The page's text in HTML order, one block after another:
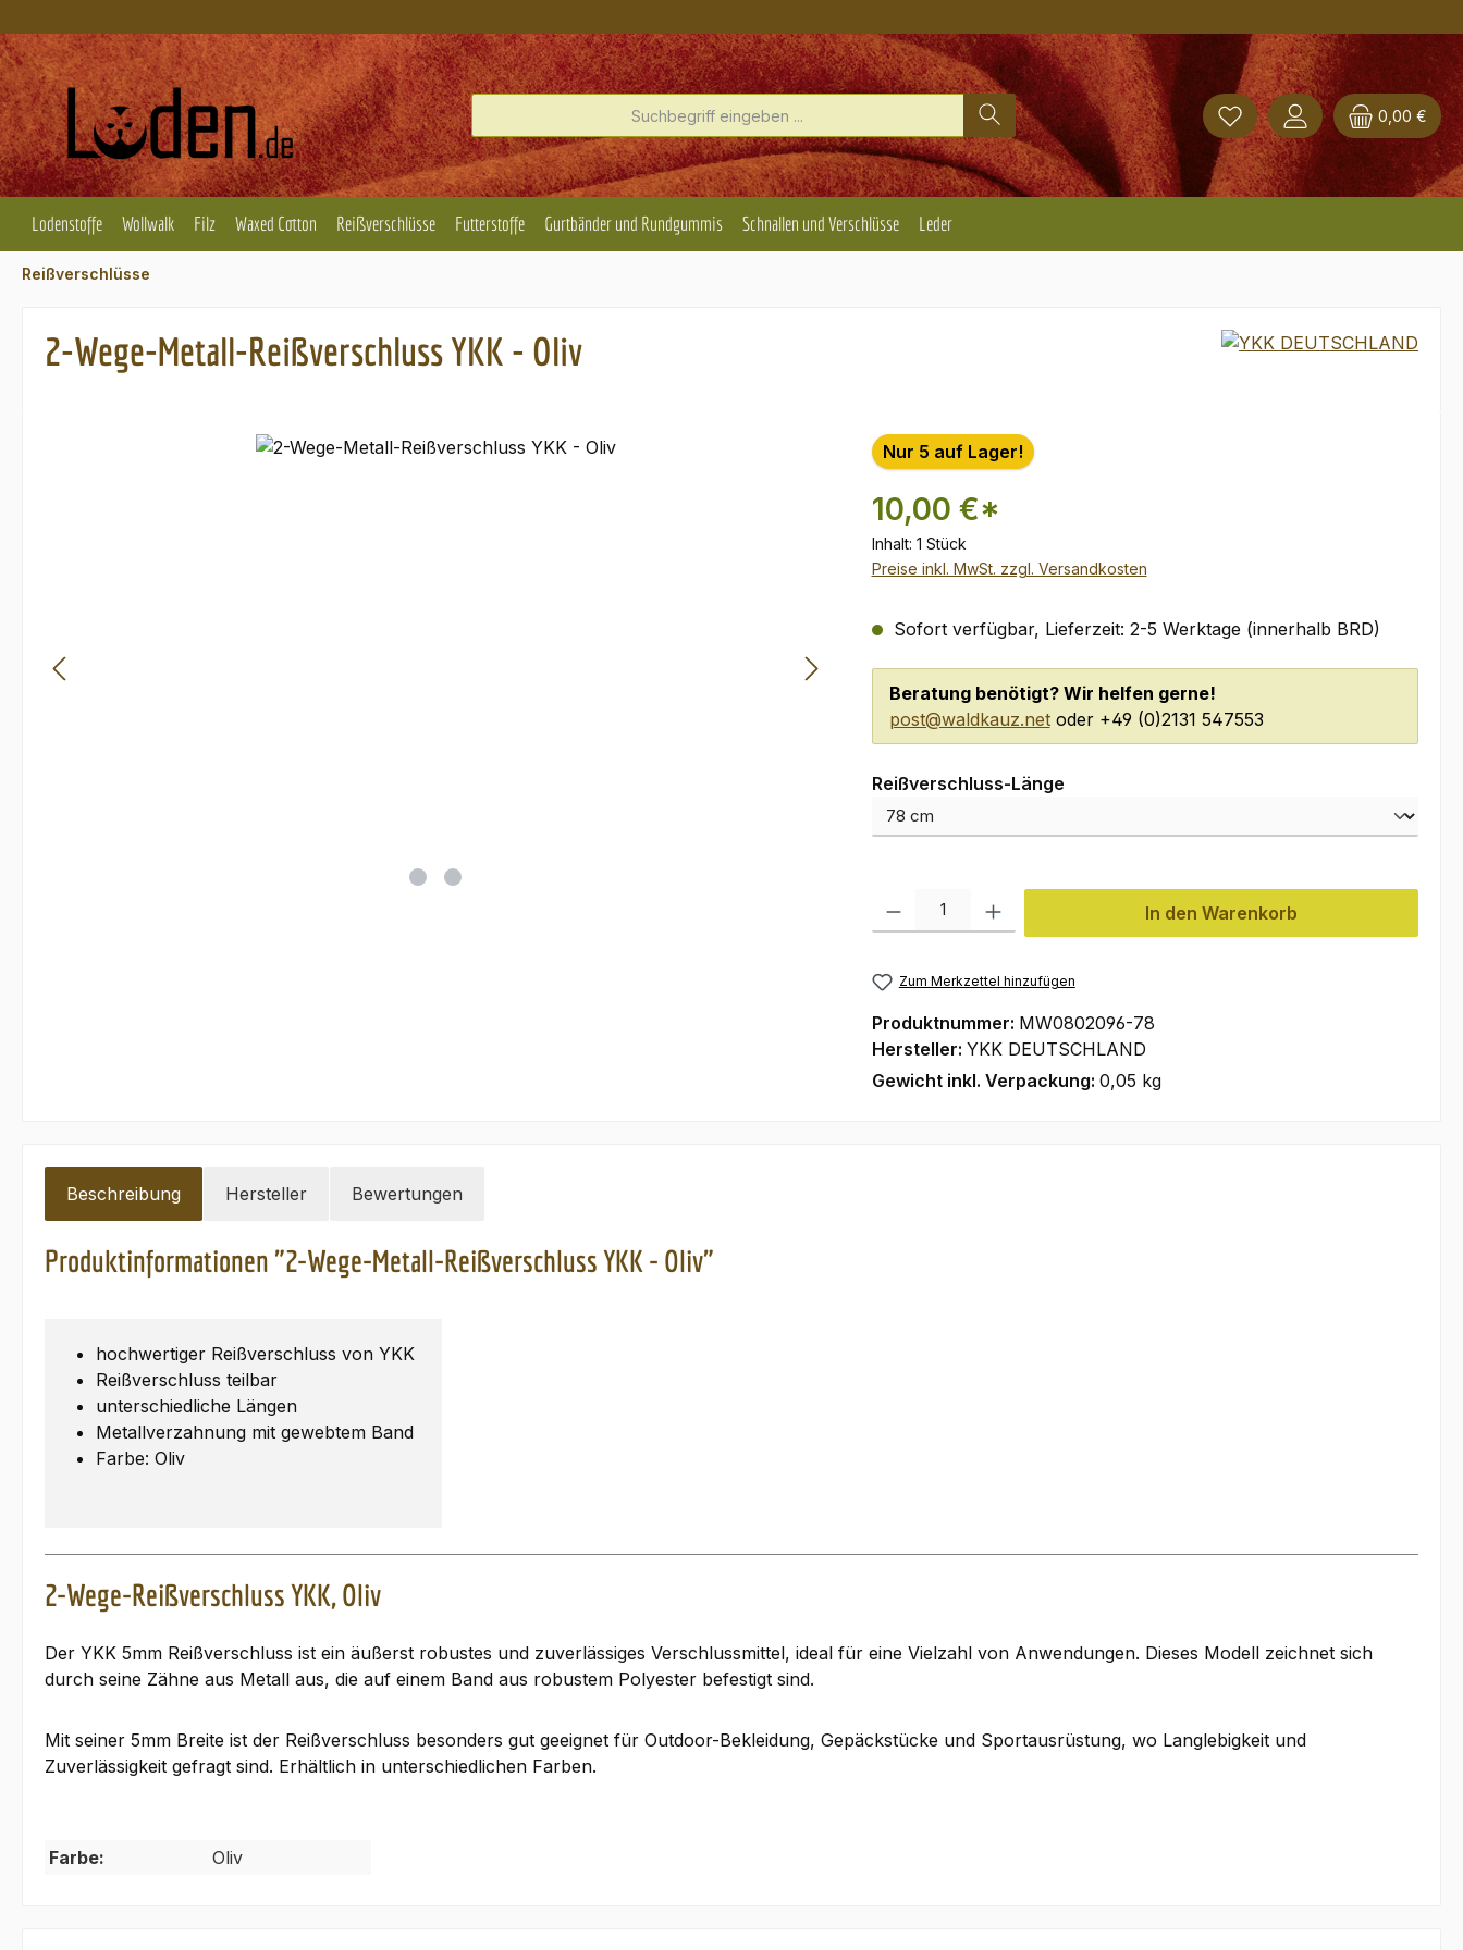
0,00 €
Lodenstoffe Wollwalk Filz Waxed Cotton Reißverschlüsse Futterstoffe Gurtbänder und Rundgummis Schnallen und Verschlüsse Leder
Reißverschlüsse
2-Wege-Metall-Reißverschluss YKK - Oliv
Bildergalerie überspringen Nur 5 auf Lager!
10,00 €*
Inhalt: 1 Stück
Preise inkl. MwSt. zzgl. Versandkosten
Sofort verfügbar, Lieferzeit: 2-5 Werktage (innerhalb BRD)
Beratung benötigt? Wir helfen gerne!
post@waldkauz.netoder +49 (0)2131 547553
Reißverschluss-Längeauswählen
Produkt Anzahl: Gib den gewünschten Wert ein oder benutze die Schaltflächen
In den Warenkorb
Zum Merkzettel hinzufügen
Produktnummer: MW0802096-78
Hersteller: YKK DEUTSCHLAND
Gewicht inkl. Verpackung: 0,05 kg
Beschreibung Hersteller Bewertungen
Produktinformationen "2-Wege-Metall-Reißverschluss YKK - Oliv"
hochwertiger Reißverschluss von YKK
Reißverschluss teilbar
unterschiedliche Längen
Metallverzahnung mit gewebtem Band
Farbe: Oliv
2-Wege-Reißverschluss YKK, Oliv
Der YKK 5mm Reißverschluss ist ein äußerst robustes und zuverlässiges Verschlussmittel, ideal für eine Vielzahl von Anwendungen. Dieses Modell zeichnet sich
durch seine Zähne aus Metall aus, die auf einem Band aus robustem Polyester befestigt sind.
Mit seiner 5mm Breite ist der Reißverschluss besonders gut geeignet für Outdoor-Bekleidung, Gepäckstücke und Sportausrüstung, wo Langlebigkeit und
Zuverlässigkeit gefragt sind. Erhältlich in unterschiedlichen Farben.
Farbe: Oliv